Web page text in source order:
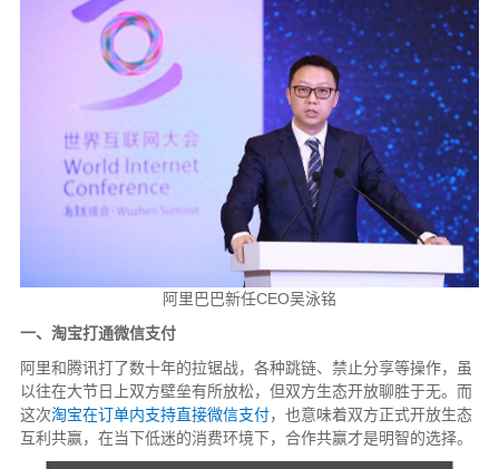
阿里巴巴新任CEO吴泳铭
一、淘宝打通微信支付
阿里和腾讯打了数十年的拉锯战，各种跳链、禁止分享等操作，虽
以往在大节日上双方壁垒有所放松，但双方生态开放聊胜于无。而
这次淘宝在订单内支持直接微信支付，也意味着双方正式开放生态
互利共赢，在当下低迷的消费环境下，合作共赢才是明智的选择。